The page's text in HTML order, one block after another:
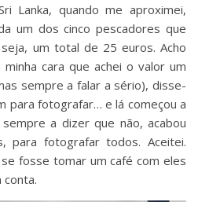
Lanka, quando me aproximei,
um dos cinco pescadores que
um total de 25 euros. Acho
cara que achei o valor um
sempre a falar a sério), disse-
para fotografar… e lá começou a
a dizer que não, acabou
fotografar todos. Aceitei.
fosse tomar um café com eles
conta.